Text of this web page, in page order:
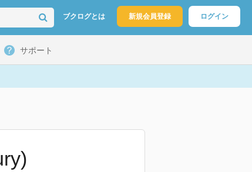
ブクログとは 新規会員登録 ログイン
サポート